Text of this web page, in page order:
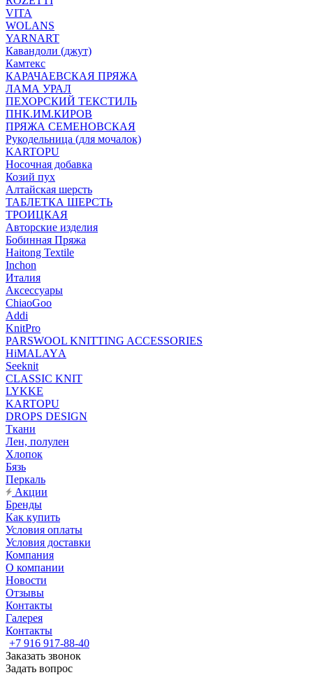
VITA
WOLANS
YARNART
Кавандоли (джут)
Камтекс
КАРАЧАЕВСКАЯ ПРЯЖА
ЛАМА УРАЛ
ПЕХОРСКИЙ ТЕКСТИЛЬ
ПНК.ИМ.КИРОВ
ПРЯЖА СЕМЕНОВСКАЯ
Рукодельница (для мочалок)
KARTOPU
Носочная добавка
Козий пух
Алтайская шерсть
ТАБЛЕTКА ШЕРСТЬ
ТРОИЦКАЯ
Авторские изделия
Бобинная Пряжа
Haitong Textilе
Inchon
Италия
Аксессуары
ChiaoGoo
Addi
KnitPro
PARSWOOL KNITTING ACCESSORIES
HiMALAYА
Seeknit
CLASSIC KNIT
LYKKE
KАRTOPU
DROPS DЕSIGN
Ткани
Лен, полулен
Хлопок
Бязь
Перкаль
Акции
Бренды
Как купить
Условия оплаты
Условия доставки
Компания
О компании
Новости
Отзывы
Контакты
Галерея
Контакты
+7 916 917-88-40
Заказать звонок
Задать вопрос